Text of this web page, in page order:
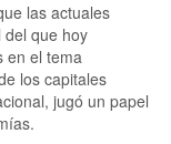
las actuales
del que hoy
en el tema
los capitales
jugó un papel